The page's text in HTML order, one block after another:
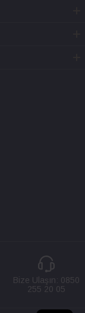
Bize Ulaşın: 0850
255 20 05